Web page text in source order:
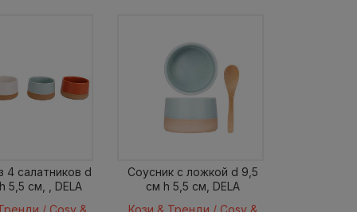
4 салатников d
5,5 см, , DELA
/ Cosy &
Соусник c ложкой d 9,5
см h 5,5 см, DELA
Кози & Тренди / Cosy &